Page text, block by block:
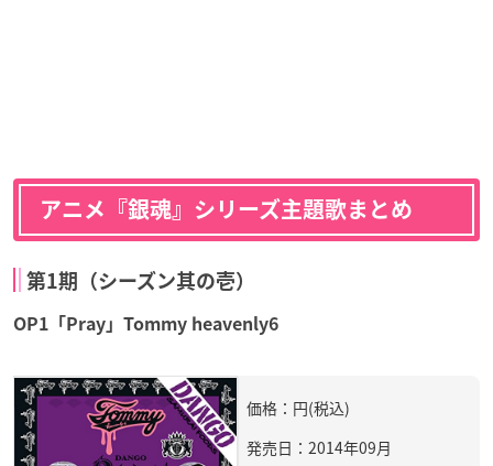
アニメ『銀魂』シリーズ主題歌まとめ
第1期（シーズン其の壱）
OP1「Pray」Tommy heavenly6
価格：円(税込)
発売日：2014年09月